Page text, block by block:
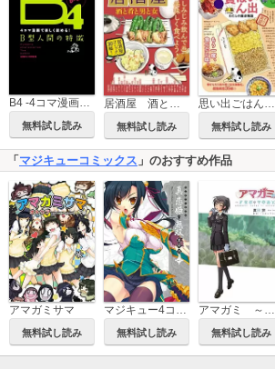
B4 -4コマ漫画で楽しく読める！B型人間の特徴-
無料試し読み
居酒屋 酒と肴と男と女
無料試し読み
思い出ごはん大賞 わたしの食卓物語
無料試し読み
「 マジキューコミックス 」のおすすめ作品
アマガミサマ
無料試し読み
マジキュー4コマ 真・恋姫無双 萌将伝
無料試し読み
アマガミ ～すなおのそのあと～
無料試し読み